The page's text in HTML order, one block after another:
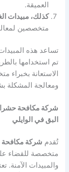
العميقة.
كذلك، مبيدات
متخصصين
تساعد هذه
تم استخدامها
الاستعانة بخبراء
ومعالجة المشكلة
شركة مكافحة
البق في الوايلي
تُقدم شركة مكافحة
متخصصة للقضاء
والمبيدات الآمنة.